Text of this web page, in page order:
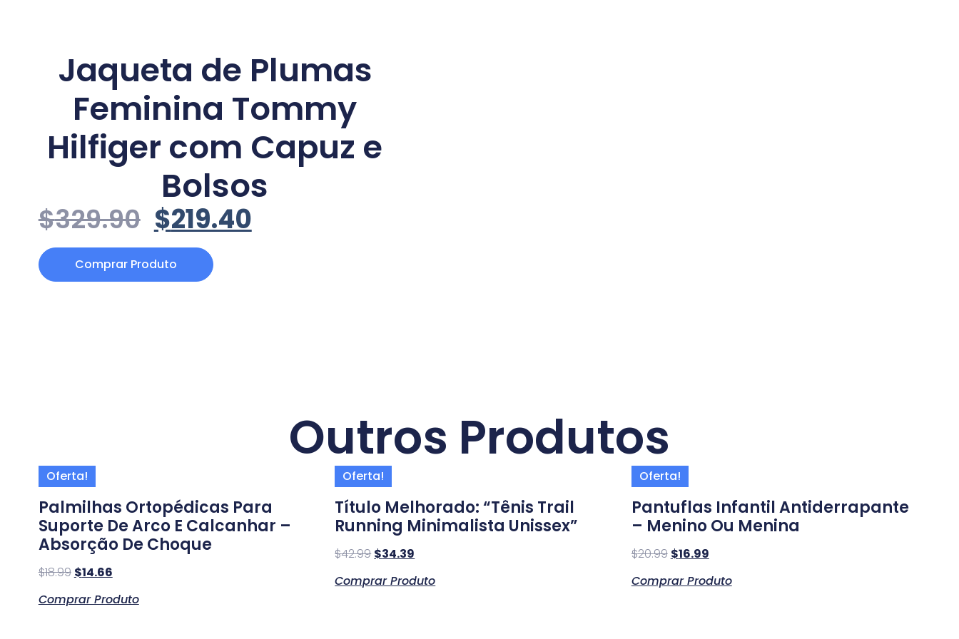
Jaqueta de Plumas
Feminina Tommy
Hilfiger com Capuz e
Bolsos
$329.90 $219.40
Comprar Produto
Outros Produtos
Oferta!
Palmilhas Ortopédicas Para
Suporte De Arco E Calcanhar –
Absorção De Choque
$18.99 $14.66
Comprar Produto
Oferta!
Título Melhorado: “Tênis Trail
Running Minimalista Unissex”
$42.99 $34.39
Comprar Produto
Oferta!
Pantuflas Infantil Antiderrapante
– Menino Ou Menina
$20.99 $16.99
Comprar Produto